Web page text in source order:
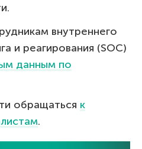
внутреннего
и реагирования (SOC)
данным по
обращаться к
.